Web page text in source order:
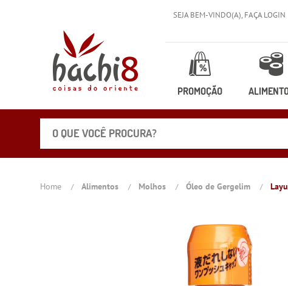
SEJA BEM-VINDO(A), FAÇA LOGIN
PROMOÇÃO
Home Alimentos Molhos Óleo de Gergelim